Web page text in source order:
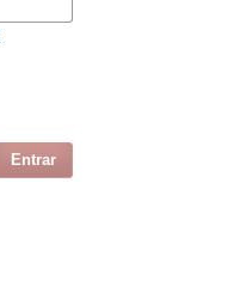
Entrar